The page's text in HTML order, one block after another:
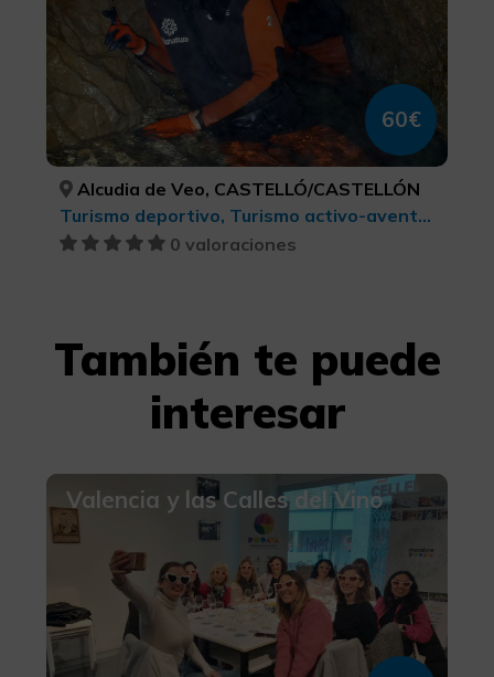
60€
Alcudia de Veo, CASTELLÓ/CASTELLÓN
Turismo deportivo, Turismo activo-aventura
0 valoraciones
También te puede
interesar
Valencia y las Calles del Vino